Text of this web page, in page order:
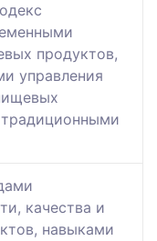
продуктов,
управления
качества и
навыками